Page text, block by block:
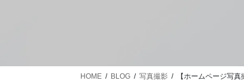
HOME BLOG 写真撮影 【ホームページ写